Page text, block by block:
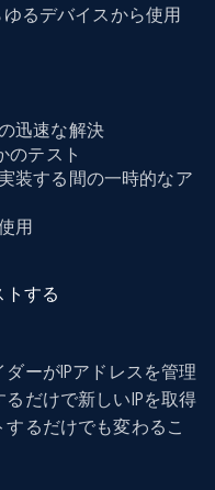
るデバイスから使用
迅速な解決
のテスト
装する間の一時的なア
用
トする
ーがIPアドレスを管理
だけで新しいIPを取得
るだけでも変わるこ